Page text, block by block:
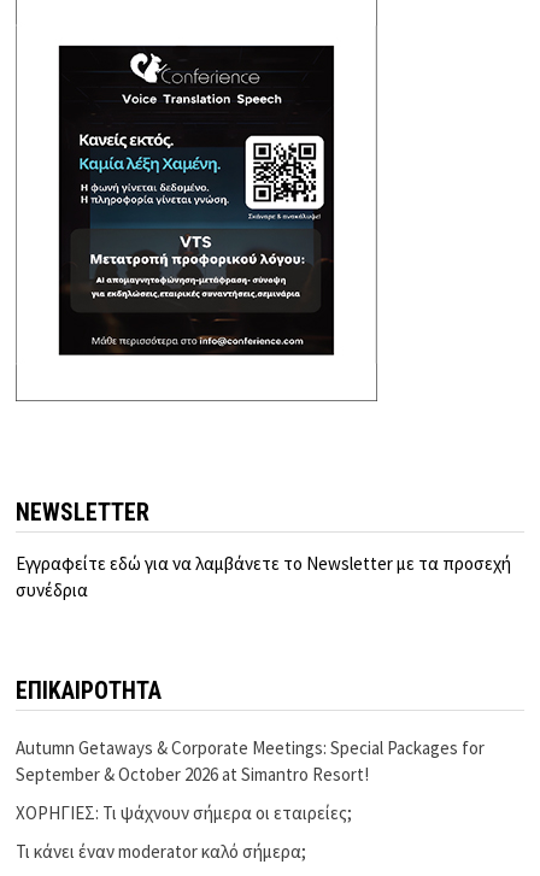
NEWSLETTER
Εγγραφείτε εδώ για να λαμβάνετε το Newsletter με τα προσεχή
συνέδρια
ΕΠΙΚΑΙΡΟΤΗΤΑ
Autumn Getaways & Corporate Meetings: Special Packages for
September & October 2026 at Simantro Resort!
ΧΟΡΗΓΙΕΣ: Τι ψάχνουν σήμερα οι εταιρείες;
Τι κάνει έναν moderator καλό σήμερα;